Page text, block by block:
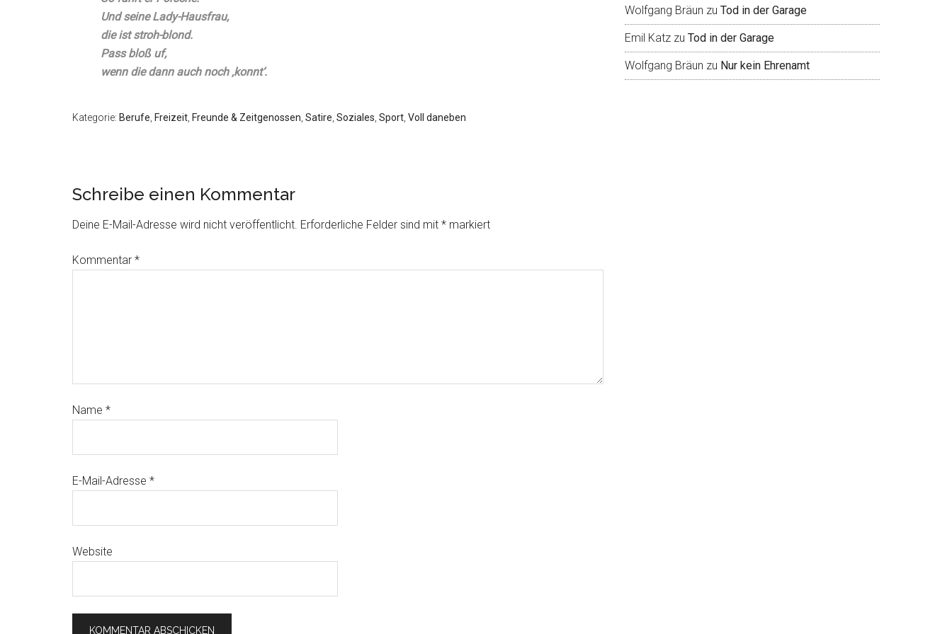
Und seine Lady-Hausfrau,
die ist stroh-blond.
Pass bloß uf,
wenn die dann auch noch ‚konnt‘.
Kategorie: Berufe Freizeit Freunde & Zeitgenossen Satire Soziales Sport Voll daneben
Schreibe einen Kommentar
Deine E-Mail-Adresse wird nicht veröffentlicht. Erforderliche Felder sind mit * markiert
Kommentar *
Name *
E-Mail-Adresse *
Website
Wolfgang Bräun zu Tod in der Garage
Emil Katz zu Tod in der Garage
Wolfgang Bräun zu Nur kein Ehrenamt